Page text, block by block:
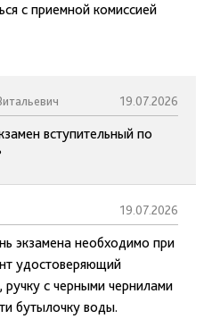
с приемной комиссией
19.07.2026
вступительный по
19.07.2026
экзамена необходимо при
удостоверяющий
ручку с черными чернилами
бутылочку воды.